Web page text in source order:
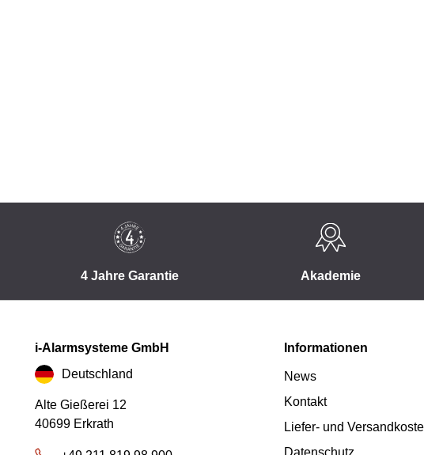
4 Jahre Garantie Akademie
i-Alarmsysteme GmbH
Deutschland
Alte Gießerei 12
40699 Erkrath
Informationen
News
Kontakt
Liefer- und
Datenschutz